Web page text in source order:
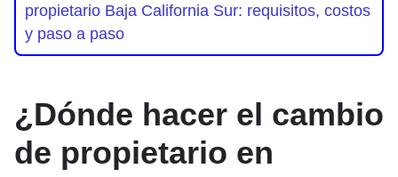
propietario Baja California Sur: requisitos, costos
y paso a paso
¿Dónde hacer el cambio
de propietario en